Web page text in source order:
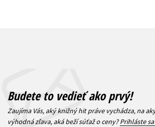
Budete to vedieť ako prvý!
Zaujíma Vás, aký knižný hit práve vychádza, na
výhodná zľava, aká beží súťaž o ceny?Prihláste